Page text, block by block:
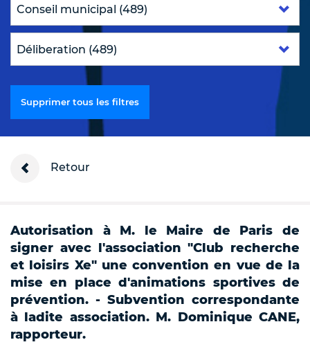
Supprimer tous les filtres
Retour
Autorisation à M. le Maire de Paris de
signer avec l'association "Club recherche
et loisirs Xe" une convention en vue de la
mise en place d'animations sportives de
prévention. - Subvention correspondante
à ladite association. M. Dominique CANE,
rapporteur.